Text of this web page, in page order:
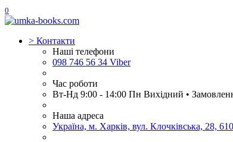
0
> Контакти
Наші телефони
098 746 56 34 Viber
Час роботи
Вт-Нд 9:00 - 14:00 Пн Вихідний •
Наша адреса
Україна, м. Харків, вул. Клочківська, 28,